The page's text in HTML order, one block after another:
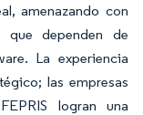
amenazando con
que dependen de
La experiencia
las empresas
logran una